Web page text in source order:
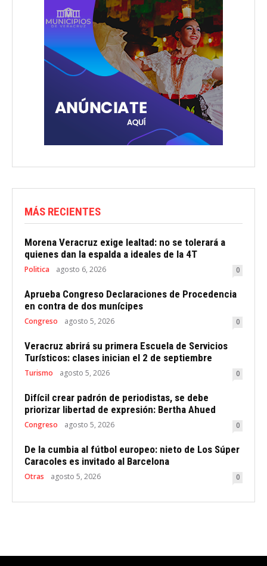
MÁS RECIENTES
Morena Veracruz exige lealtad: no se tolerará a
quienes dan la espalda a ideales de la 4T
Politica agosto 6, 2026 0
Aprueba Congreso Declaraciones de Procedencia
en contra de dos munícipes
Congreso agosto 5, 2026 0
Veracruz abrirá su primera Escuela de Servicios
Turísticos: clases inician el 2 de septiembre
Turismo agosto 5, 2026 0
Difícil crear padrón de periodistas, se debe
priorizar libertad de expresión: Bertha Ahued
Congreso agosto 5, 2026 0
De la cumbia al fútbol europeo: nieto de Los Súper
Caracoles es invitado al Barcelona
Otras agosto 5, 2026 0